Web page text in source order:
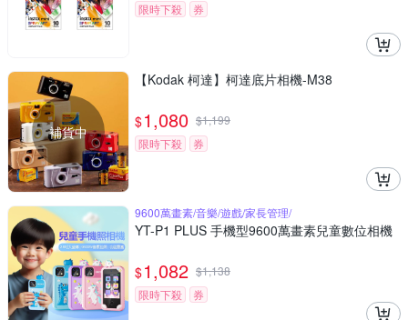
限時下殺
券
補貨中
【Kodak 柯達】柯達底片相機-M38
$1,080 $1,199
限時下殺
券
9600萬畫素/音樂/遊戲/家長管理/
YT-P1 PLUS 手機型9600萬畫素兒童數位相機
$1,082 $1,138
限時下殺
券